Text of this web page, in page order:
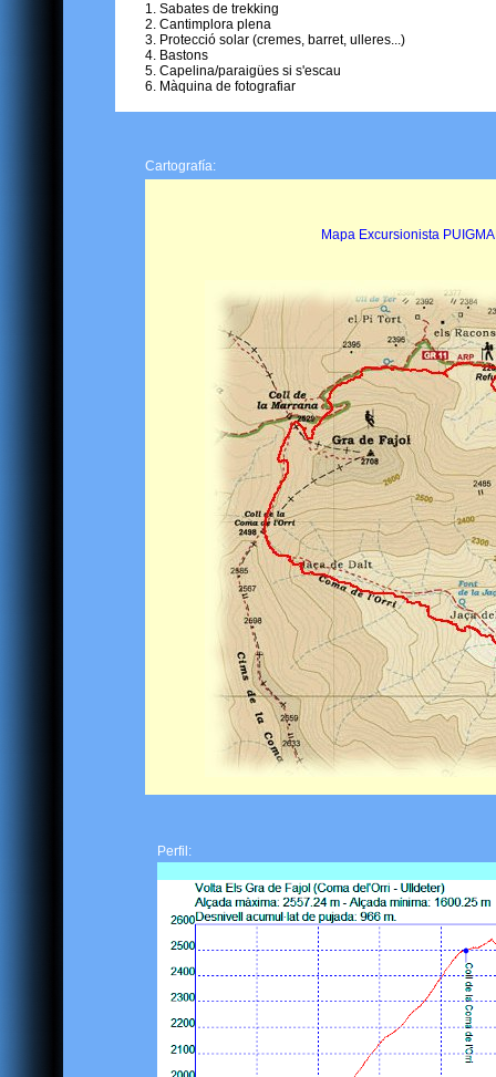
Sabates de trekking
Cantimplora plena
Protecció solar (cremes, barret, ulleres...)
Bastons
Capelina/paraigües si s'escau
Màquina de fotografiar
Cartografía:
Mapa Excursionista
Perfil: